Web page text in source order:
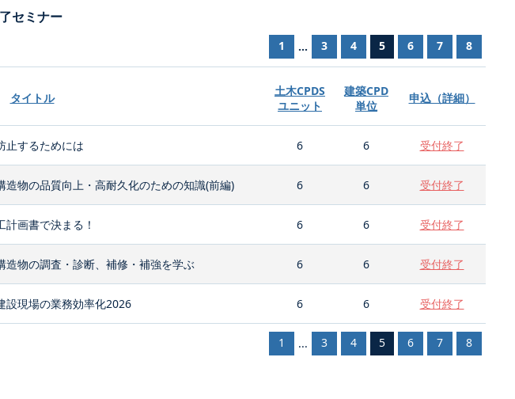
セミナー
1 ... 3 4 5 6 7 8
タイトル
土木CPDS
ユニット
建築CPD
単位
申込（詳細）
止するためには 6 6 受付終了
造物の品質向上・高耐久化のための知識(前編) 6 6 受付終了
計画書で決まる！ 6 6 受付終了
造物の調査・診断、補修・補強を学ぶ 6 6 受付終了
設現場の業務効率化2026 6 6 受付終了
1 ... 3 4 5 6 7 8